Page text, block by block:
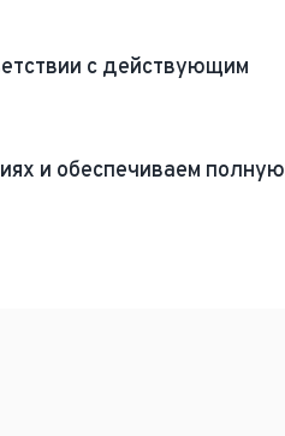
с действующим
и обеспечиваем полную